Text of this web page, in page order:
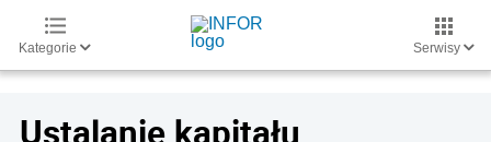
Kategorie Serwisy
Ustalanie kapitału